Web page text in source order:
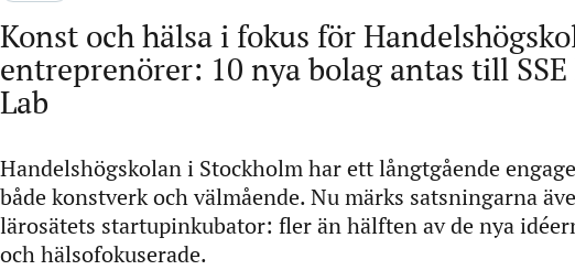
Konst och hälsa i fokus för
entreprenörer: 10 nya bolag antas till SSE
Lab
Handelshögskolan i Stockholm har ett långtgående
både konstverk och välmående. Nu märks satsningarna
lärosätets startupinkubator: fler än hälften av de nya
och hälsofokuserade.